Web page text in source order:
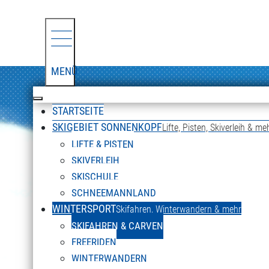
MENÜ
STARTSEITE
SKIGEBIET SONNENKOPFLifte, Pisten, Skiverleih &
LIFTE & PISTEN
SKIVERLEIH
SKISCHULE
SCHNEEMANNLAND
WINTERSPORTSkifahren, Winterwandern & mehr
SKIFAHREN & CARVEN
FREERIDEN
WINTERWANDERN